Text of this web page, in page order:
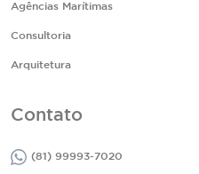
Agências Marítimas
Consultoria
Arquitetura
Contato
(81) 99993-7020